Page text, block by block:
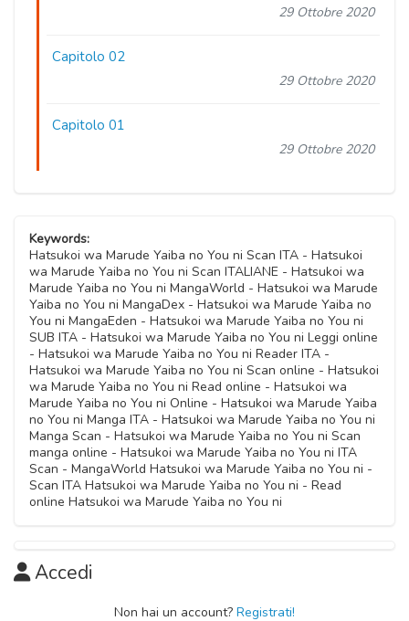
29 Ottobre 2020
Capitolo 02
29 Ottobre 2020
Capitolo 01
29 Ottobre 2020
Keywords:
Hatsukoi wa Marude Yaiba no You ni Scan ITA - Hatsukoi
wa Marude Yaiba no You ni Scan ITALIANE - Hatsukoi wa
Marude Yaiba no You ni MangaWorld - Hatsukoi wa Marude
Yaiba no You ni MangaDex - Hatsukoi wa Marude Yaiba no
You ni MangaEden - Hatsukoi wa Marude Yaiba no You ni
SUB ITA - Hatsukoi wa Marude Yaiba no You ni Leggi online
- Hatsukoi wa Marude Yaiba no You ni Reader ITA -
Hatsukoi wa Marude Yaiba no You ni Scan online - Hatsukoi
wa Marude Yaiba no You ni Read online - Hatsukoi wa
Marude Yaiba no You ni Online - Hatsukoi wa Marude Yaiba
no You ni Manga ITA - Hatsukoi wa Marude Yaiba no You ni
Manga Scan - Hatsukoi wa Marude Yaiba no You ni Scan
manga online - Hatsukoi wa Marude Yaiba no You ni ITA
Scan - MangaWorld Hatsukoi wa Marude Yaiba no You ni -
Scan ITA Hatsukoi wa Marude Yaiba no You ni - Read
online Hatsukoi wa Marude Yaiba no You ni
Accedi
Non hai un account? Registrati!